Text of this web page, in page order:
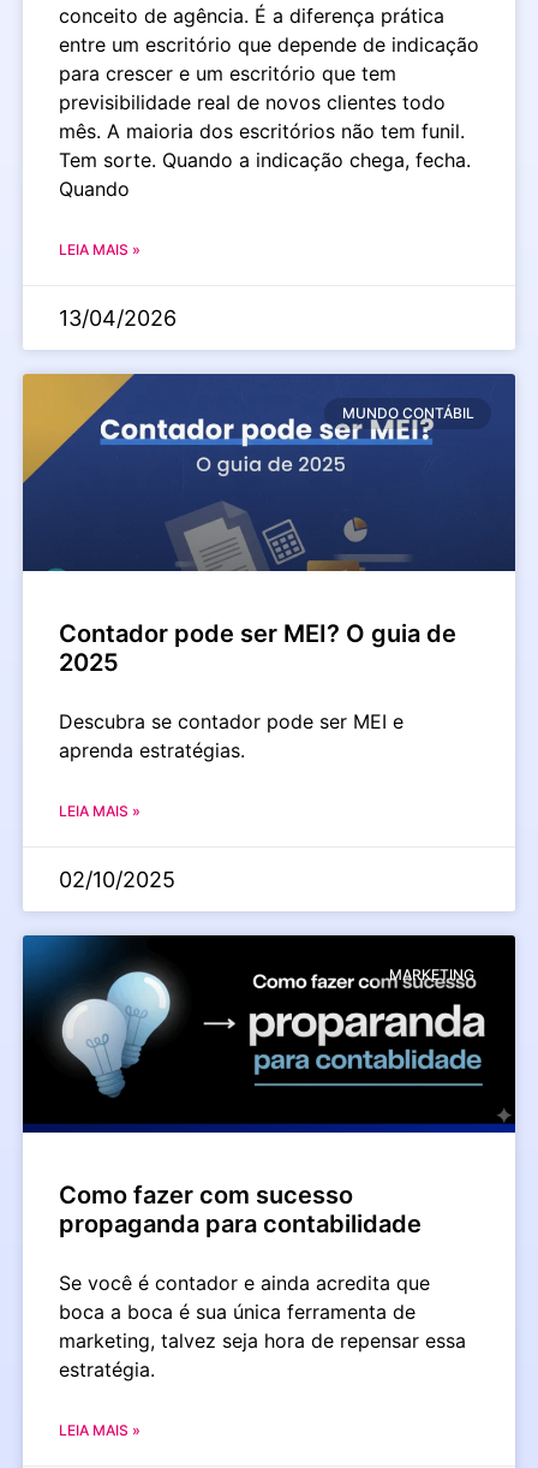
conceito de agência. É a diferença prática
entre um escritório que depende de indicação
para crescer e um escritório que tem
previsibilidade real de novos clientes todo
mês. A maioria dos escritórios não tem funil.
Tem sorte. Quando a indicação chega, fecha.
Quando
LEIA MAIS »
13/04/2026
MUNDO CONTÁBIL
Contador pode ser MEI? O guia de
2025
Descubra se contador pode ser MEI e
aprenda estratégias.
LEIA MAIS »
02/10/2025
MARKETING
Como fazer com sucesso
propaganda para contabilidade
Se você é contador e ainda acredita que
boca a boca é sua única ferramenta de
marketing, talvez seja hora de repensar essa
estratégia.
LEIA MAIS »